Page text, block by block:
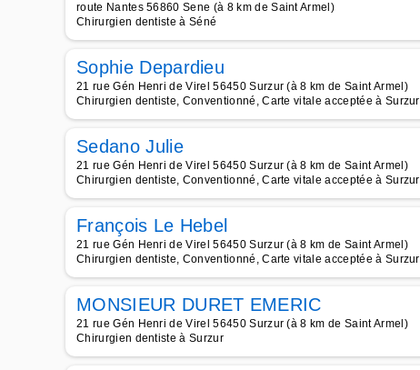
route Nantes 56860 Sene (à 8 km de Saint Armel)
Chirurgien dentiste à Séné
Sophie Depardieu
21 rue Gén Henri de Virel 56450 Surzur (à 8 km de Saint Armel)
Chirurgien dentiste, Conventionné, Carte vitale acceptée à Surzur
Sedano Julie
21 rue Gén Henri de Virel 56450 Surzur (à 8 km de Saint Armel)
Chirurgien dentiste, Conventionné, Carte vitale acceptée à Surzur
François Le Hebel
21 rue Gén Henri de Virel 56450 Surzur (à 8 km de Saint Armel)
Chirurgien dentiste, Conventionné, Carte vitale acceptée à Surzur
MONSIEUR DURET EMERIC
21 rue Gén Henri de Virel 56450 Surzur (à 8 km de Saint Armel)
Chirurgien dentiste à Surzur